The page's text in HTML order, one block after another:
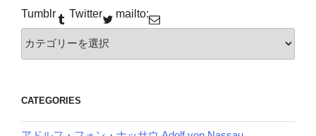
Tumblr Twitter mailto:
カ
テ
CATEGORIES